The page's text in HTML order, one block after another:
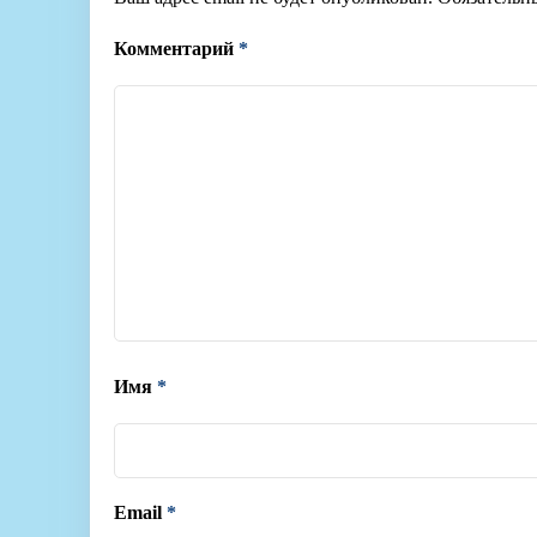
Комментарий *
Имя *
Email *